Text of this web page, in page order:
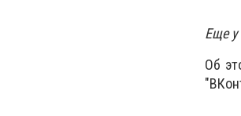
Еще у
Об